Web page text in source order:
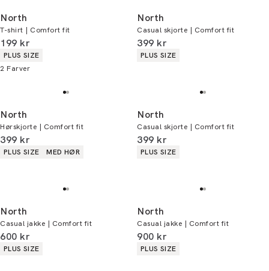
North
T-shirt | Comfort fit
I alt (inkl. rabat)
199 kr
Produkt egenskaber
PLUS SIZE
2 Farver
North
Casual skjorte | Comfort fit
I alt (inkl. rabat)
399 kr
Produkt egenskaber
PLUS SIZE
North
Hørskjorte | Comfort fit
I alt (inkl. rabat)
399 kr
Produkt egenskaber
PLUS SIZE MED HØR
North
Casual skjorte | Comfort fit
I alt (inkl. rabat)
399 kr
Produkt egenskaber
PLUS SIZE
North
Casual jakke | Comfort fit
I alt (inkl. rabat)
600 kr
Produkt egenskaber
PLUS SIZE
North
Casual jakke | Comfort fit
I alt (inkl. rabat)
900 kr
Produkt egenskaber
PLUS SIZE